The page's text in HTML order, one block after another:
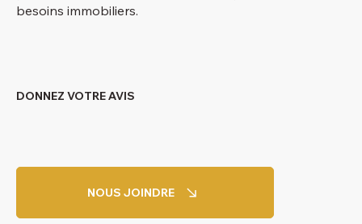
besoins immobiliers.
DONNEZ VOTRE AVIS
NOUS JOINDRE